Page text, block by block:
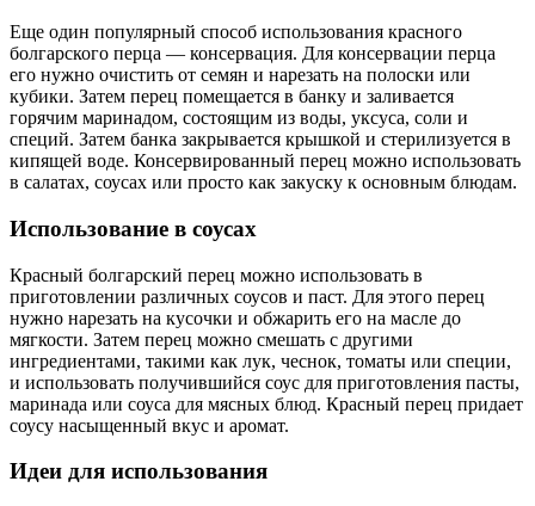
Еще один популярный способ использования красного
болгарского перца — консервация. Для консервации перца
его нужно очистить от семян и нарезать на полоски или
кубики. Затем перец помещается в банку и заливается
горячим маринадом, состоящим из воды, уксуса, соли и
специй. Затем банка закрывается крышкой и стерилизуется в
кипящей воде. Консервированный перец можно использовать
в салатах, соусах или просто как закуску к основным блюдам.
Использование в соусах
Красный болгарский перец можно использовать в
приготовлении различных соусов и паст. Для этого перец
нужно нарезать на кусочки и обжарить его на масле до
мягкости. Затем перец можно смешать с другими
ингредиентами, такими как лук, чеснок, томаты или специи,
и использовать получившийся соус для приготовления пасты,
маринада или соуса для мясных блюд. Красный перец придает
соусу насыщенный вкус и аромат.
Идеи для использования